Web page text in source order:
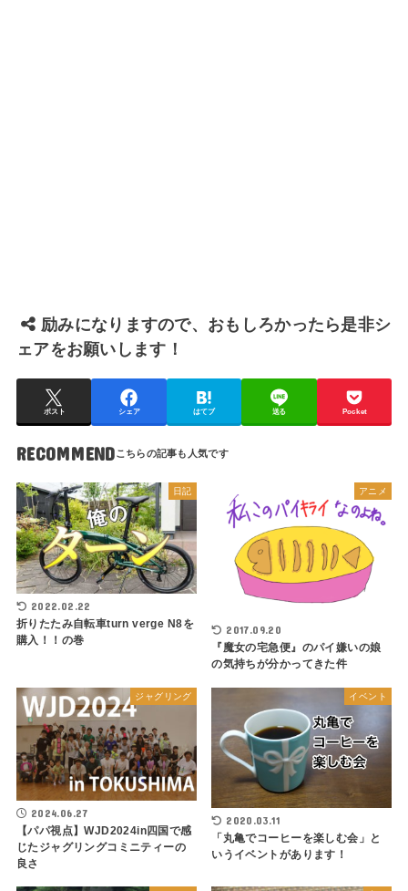
励みになりますので、おもしろかったら是非シ
ェアをお願いします！
ポスト シェア はてブ 送る Pocket
RECOMMEND
日記
2022.02.22
折りたたみ自転車turn verge N8を
購入！！の巻
アニメ
2017.09.20
『魔女の宅急便』のパイ嫌いの娘
の気持ちが分かってきた件
ジャグリング
2024.06.27
【パパ視点】WJD2024in四国で感
じたジャグリングコミニティーの
良さ
イベント
2020.03.11
「丸亀でコーヒーを楽しむ会」と
いうイベントがあります！